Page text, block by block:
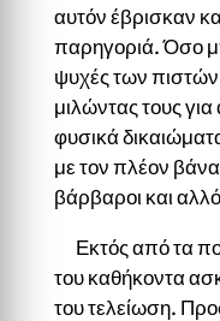
αυτόν έβρισκαν
παρηγοριά. Όσο
ψυχές των πιστών
μιλώντας τους
φυσικά
με τον πλέον
βάρβαροι και
Εκτός από τα
του καθήκοντα
του τελείωση.